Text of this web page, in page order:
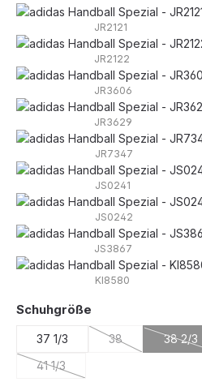
JR2121
JR2122
JR3606
JR3629
JR7347
JS0241
JS0242
JS3867
KI8580
Schuhgröße
37 1/3 38
(Diese Option ist
38 2/3
41 1/3
(Diese Option ist zurzeit nicht